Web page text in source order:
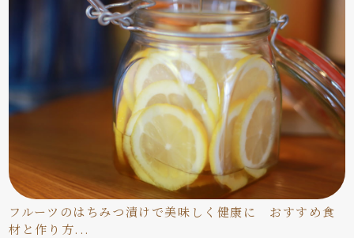
フルーツのはちみつ漬けで美味しく健康に おすすめ食
材と作り方...